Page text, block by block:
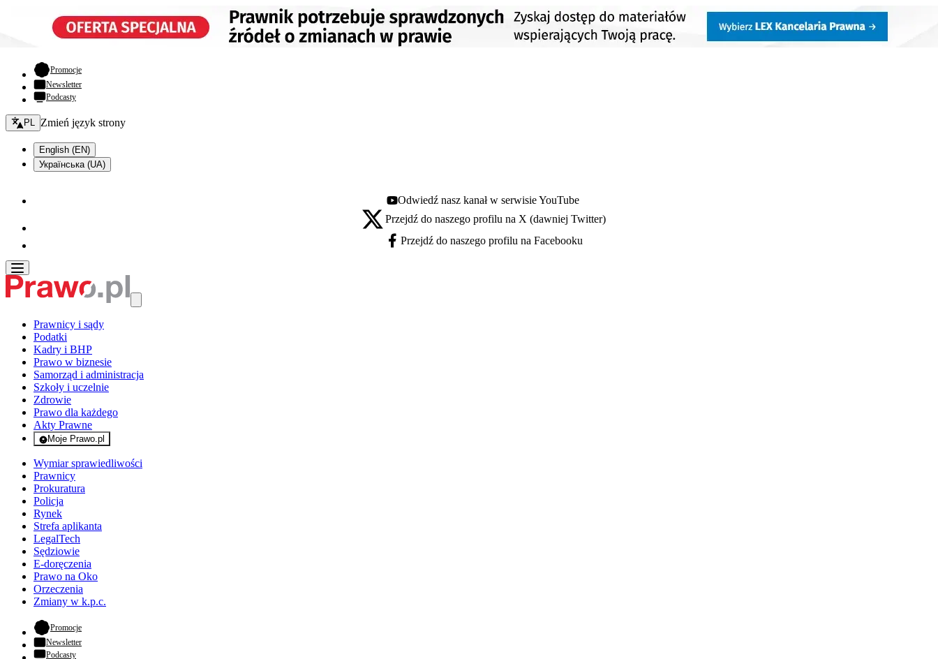
Promocje- otwiera się w nowej karcie
Newsletter
Podcasty
Zmień język - bieżący:
PL Zmień język strony
English (EN)
Українська (UA)
Youtube - otwiera się w nowej karcie
Odwiedź nasz kanał w serwisie YouTube
X - otwiera się w nowej karcie
Przejdź do naszego profilu na X (dawniej Twitter)
Facebook - otwiera się w nowej karcie
Przejdź do naszego profilu na Facebooku
Prawnicy i sądy
Podatki
Kadry i BHP
Prawo w biznesie
Samorząd i administracja
Szkoły i uczelnie
Zdrowie
Prawo dla każdego
Akty Prawne
Moje Prawo.pl
- rejestracja i logowanie do serwisu
Wymiar sprawiedliwości
Prawnicy
Prokuratura
Policja
Rynek
Strefa aplikanta
LegalTech
Sędziowie
E-doręczenia
Prawo na Oko
Orzeczenia
Zmiany w k.p.c.
Promocje- otwiera się w nowej karcie
Newsletter
Podcasty